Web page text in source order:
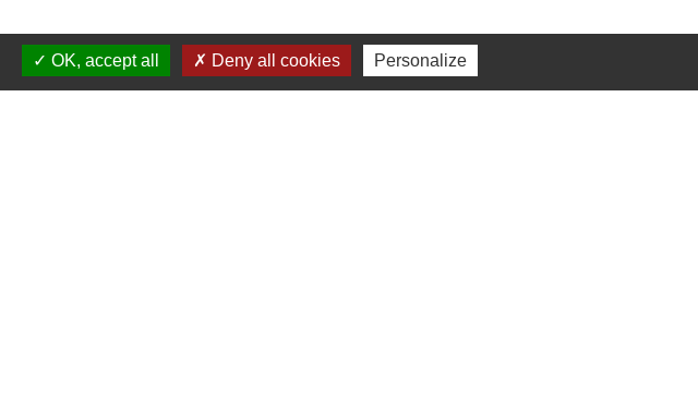
OK, accept all Deny all cookies Personalize